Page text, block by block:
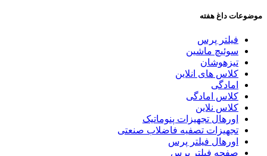
موضوعات داغ هفته
فیلتر پرس
سوئیچ ماشین
تیزهوشان
کلاس های انلاین
امادگی
کلاس امادگی
کلاس نلاین
اورهال تجهیزات پنوماتیک
تجهیزات تصفیه فاضلاب صنعتی
اورهال فیلتر پرس
صفحه فیلتر پرس